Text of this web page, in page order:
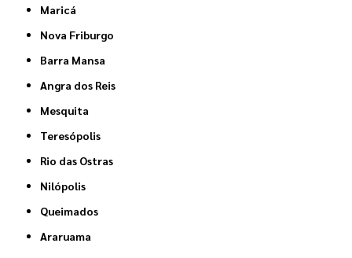
Maricá
Nova Friburgo
Barra Mansa
Angra dos Reis
Mesquita
Teresópolis
Rio das Ostras
Nilópolis
Queimados
Araruama